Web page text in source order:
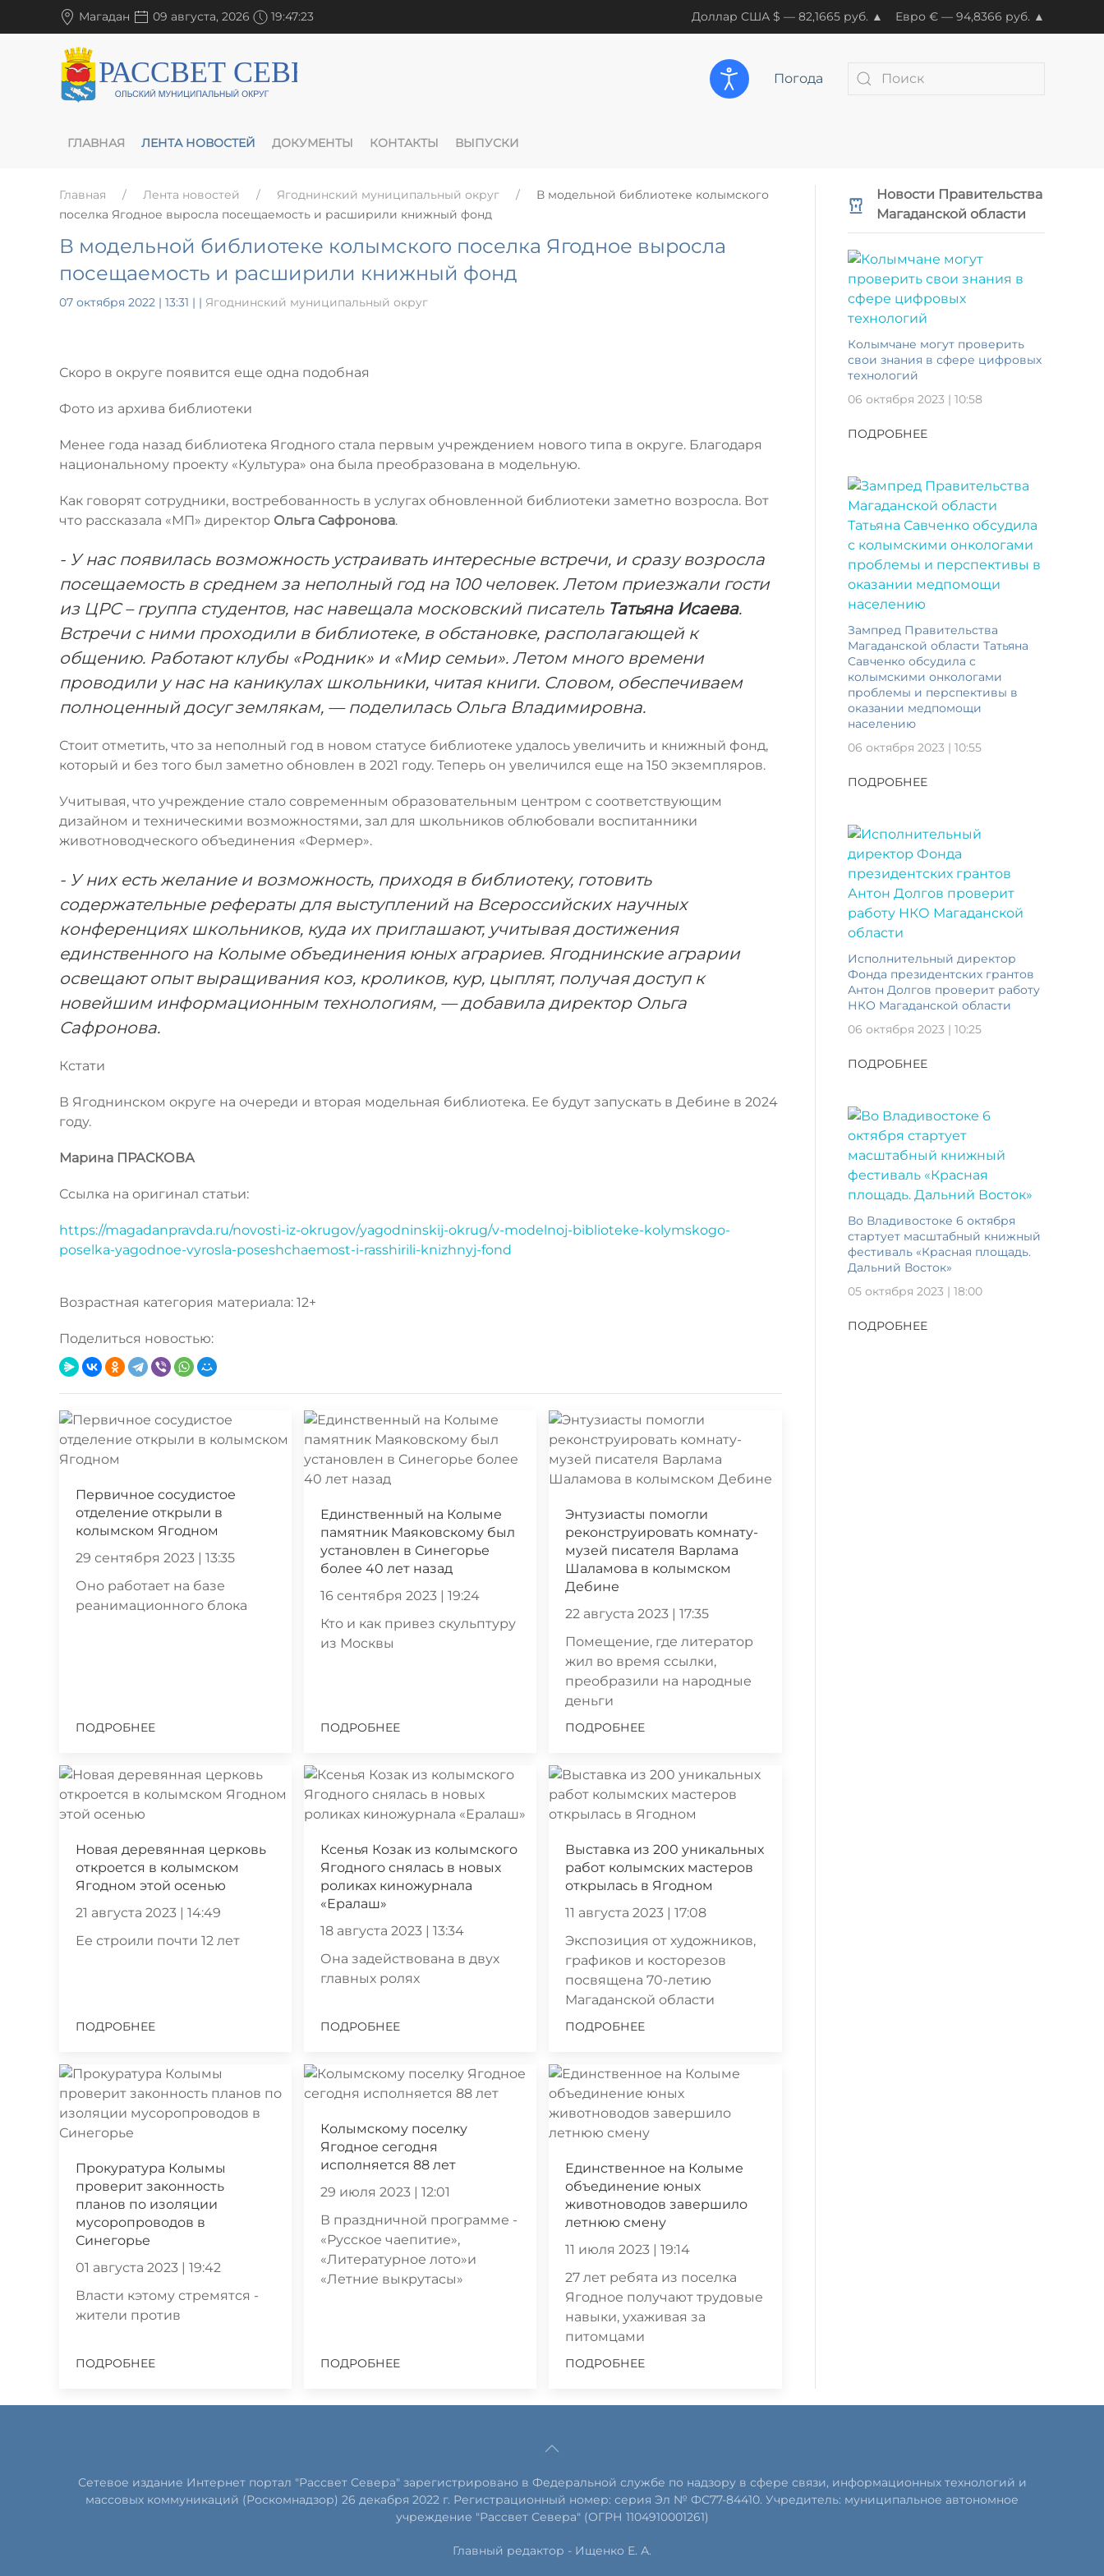
Магадан 09 августа, 2026 19:47:24 Доллар США $ — 82,1665 руб. ▲ Евро € — 94,8366 руб. ▲
Погода
ГЛАВНАЯ ЛЕНТА НОВОСТЕЙ ДОКУМЕНТЫ КОНТАКТЫ ВЫПУСКИ
Главная Лента новостей Ягоднинский муниципальный округ
В модельной библиотеке колымского
поселка Ягодное выросла посещаемость и расширили книжный фонд
В модельной библиотеке колымского поселка Ягодное выросла
посещаемость и расширили книжный фонд
07 октября 2022 | 13:31 | | Ягоднинский муниципальный округ
Скоро в округе появится еще одна подобная
Фото из архива библиотеки
Менее года назад библиотека Ягодного стала первым учреждением нового типа в округе. Благодаря
национальному проекту «Культура» она была преобразована в модельную.
Как говорят сотрудники, востребованность в услугах обновленной библиотеки заметно возросла. Вот
что рассказала «МП» директор Ольга Сафронова.
- У нас появилась возможность устраивать интересные встречи, и сразу возросла
посещаемость в среднем за неполный год на 100 человек. Летом приезжали гости
из ЦРС – группа студентов, нас навещала московский писатель Татьяна Исаева.
Встречи с ними проходили в библиотеке, в обстановке, располагающей к
общению. Работают клубы «Родник» и «Мир семьи». Летом много времени
проводили у нас на каникулах школьники, читая книги. Словом, обеспечиваем
полноценный досуг землякам, — поделилась Ольга Владимировна.
Стоит отметить, что за неполный год в новом статусе библиотеке удалось увеличить и книжный фонд,
который и без того был заметно обновлен в 2021 году. Теперь он увеличился еще на 150 экземпляров.
Учитывая, что учреждение стало современным образовательным центром с соответствующим
дизайном и техническими возможностями, зал для школьников облюбовали воспитанники
животноводческого объединения «Фермер».
- У них есть желание и возможность, приходя в библиотеку, готовить
содержательные рефераты для выступлений на Всероссийских научных
конференциях школьников, куда их приглашают, учитывая достижения
единственного на Колыме объединения юных аграриев. Ягоднинские аграрии
освещают опыт выращивания коз, кроликов, кур, цыплят, получая доступ к
новейшим информационным технологиям, — добавила директор Ольга
Сафронова.
Кстати
В Ягоднинском округе на очереди и вторая модельная библиотека. Ее будут запускать в Дебине в 2024
году.
Марина ПРАСКОВА
Ссылка на оригинал статьи:
https://magadanpravda.ru/novosti-iz-okrugov/yagodninskij-okrug/v-modelnoj-biblioteke-kolymskogo-
poselka-yagodnoe-vyrosla-poseshchaemost-i-rasshirili-knizhnyj-fond
Возрастная категория материала: 12+
Поделиться новостью:
Первичное сосудистое
отделение открыли в
колымском Ягодном
29 сентября 2023 | 13:35
Оно работает на базе
реанимационного блока
ПОДРОБНЕЕ
Единственный на Колыме
памятник Маяковскому был
установлен в Синегорье
более 40 лет назад
16 сентября 2023 | 19:24
Кто и как привез скульптуру
из Москвы
ПОДРОБНЕЕ
Энтузиасты помогли
реконструировать комнату-
музей писателя Варлама
Шаламова в колымском
Дебине
22 августа 2023 | 17:35
Помещение, где литератор
жил во время ссылки,
преобразили на народные
деньги
ПОДРОБНЕЕ
Новая деревянная церковь
откроется в колымском
Ягодном этой осенью
21 августа 2023 | 14:49
Ее строили почти 12 лет
ПОДРОБНЕЕ
Ксенья Козак из колымского
Ягодного снялась в новых
роликах киножурнала
«Ералаш»
18 августа 2023 | 13:34
Она задействована в двух
главных ролях
ПОДРОБНЕЕ
Выставка из 200 уникальных
работ колымских мастеров
открылась в Ягодном
11 августа 2023 | 17:08
Экспозиция от художников,
графиков и косторезов
посвящена 70-летию
Магаданской области
ПОДРОБНЕЕ
Прокуратура Колымы
проверит законность
планов по изоляции
мусоропроводов в
Синегорье
01 августа 2023 | 19:42
Власти кэтому стремятся -
жители против
ПОДРОБНЕЕ
Колымскому поселку
Ягодное сегодня
исполняется 88 лет
29 июля 2023 | 12:01
В праздничной программе -
«Русское чаепитие»,
«Литературное лото»и
«Летние выкрутасы»
ПОДРОБНЕЕ
Единственное на Колыме
объединение юных
животноводов завершило
летнюю смену
11 июля 2023 | 19:14
27 лет ребята из поселка
Ягодное получают трудовые
навыки, ухаживая за
питомцами
ПОДРОБНЕЕ
Новости Правительства
Магаданской области
Колымчане могут проверить
свои знания в сфере цифровых
технологий
06 октября 2023 | 10:58
ПОДРОБНЕЕ
Зампред Правительства
Магаданской области Татьяна
Савченко обсудила с
колымскими онкологами
проблемы и перспективы в
оказании медпомощи
населению
06 октября 2023 | 10:55
ПОДРОБНЕЕ
Исполнительный директор
Фонда президентских грантов
Антон Долгов проверит работу
НКО Магаданской области
06 октября 2023 | 10:25
ПОДРОБНЕЕ
Во Владивостоке 6 октября
стартует масштабный книжный
фестиваль «Красная площадь.
Дальний Восток»
05 октября 2023 | 18:00
ПОДРОБНЕЕ
Сетевое издание Интернет портал "Рассвет Севера" зарегистрировано в Федеральной службе по надзору в сфере связи, информационных технологий и
массовых коммуникаций (Роскомнадзор) 26 декабря 2022 г. Регистрационный номер: серия Эл № ФС77-84410. Учредитель: муниципальное автономное
учреждение "Рассвет Севера" (ОГРН 1104910001261)
Главный редактор - Ищенко Е. А.